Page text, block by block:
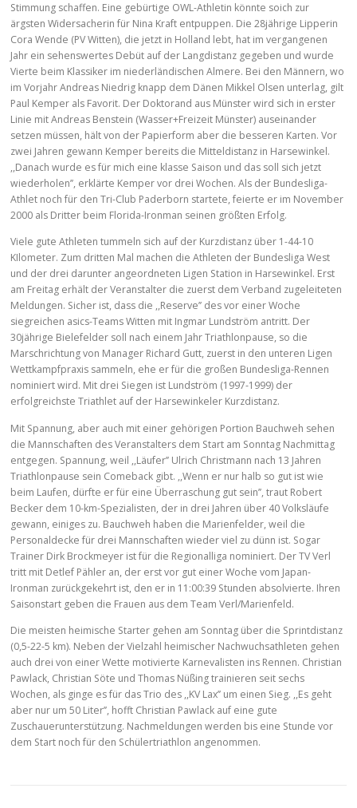
Stimmung schaffen. Eine gebürtige OWL-Athletin könnte soich zur
ärgsten Widersacherin für Nina Kraft entpuppen. Die 28jährige Lipperin
Cora Wende (PV Witten), die jetzt in Holland lebt, hat im vergangenen
Jahr ein sehenswertes Debüt auf der Langdistanz gegeben und wurde
Vierte beim Klassiker im niederländischen Almere. Bei den Männern, wo
im Vorjahr Andreas Niedrig knapp dem Dänen Mikkel Olsen unterlag, gilt
Paul Kemper als Favorit. Der Doktorand aus Münster wird sich in erster
Linie mit Andreas Benstein (Wasser+Freizeit Münster) auseinander
setzen müssen, hält von der Papierform aber die besseren Karten. Vor
zwei Jahren gewann Kemper bereits die Mitteldistanz in Harsewinkel.
,,Danach wurde es für mich eine klasse Saison und das soll sich jetzt
wiederholen’’, erklärte Kemper vor drei Wochen. Als der Bundesliga-
Athlet noch für den Tri-Club Paderborn startete, feierte er im November
2000 als Dritter beim Florida-Ironman seinen größten Erfolg.
Viele gute Athleten tummeln sich auf der Kurzdistanz über 1-44-10
KIlometer. Zum dritten Mal machen die Athleten der Bundesliga West
und der drei darunter angeordneten Ligen Station in Harsewinkel. Erst
am Freitag erhält der Veranstalter die zuerst dem Verband zugeleiteten
Meldungen. Sicher ist, dass die ,,Reserve’’ des vor einer Woche
siegreichen asics-Teams Witten mit Ingmar Lundström antritt. Der
30jährige Bielefelder soll nach einem Jahr Triathlonpause, so die
Marschrichtung von Manager Richard Gutt, zuerst in den unteren Ligen
Wettkampfpraxis sammeln, ehe er für die großen Bundesliga-Rennen
nominiert wird. Mit drei Siegen ist Lundström (1997-1999) der
erfolgreichste Triathlet auf der Harsewinkeler Kurzdistanz.
Mit Spannung, aber auch mit einer gehörigen Portion Bauchweh sehen
die Mannschaften des Veranstalters dem Start am Sonntag Nachmittag
entgegen. Spannung, weil ,,Läufer’’ Ulrich Christmann nach 13 Jahren
Triathlonpause sein Comeback gibt. ,,Wenn er nur halb so gut ist wie
beim Laufen, dürfte er für eine Überraschung gut sein’’, traut Robert
Becker dem 10-km-Spezialisten, der in drei Jahren über 40 Volksläufe
gewann, einiges zu. Bauchweh haben die Marienfelder, weil die
Personaldecke für drei Mannschaften wieder viel zu dünn ist. Sogar
Trainer Dirk Brockmeyer ist für die Regionalliga nominiert. Der TV Verl
tritt mit Detlef Pähler an, der erst vor gut einer Woche vom Japan-
Ironman zurückgekehrt ist, den er in 11:00:39 Stunden absolvierte. Ihren
Saisonstart geben die Frauen aus dem Team Verl/Marienfeld.
Die meisten heimische Starter gehen am Sonntag über die Sprintdistanz
(0,5-22-5 km). Neben der Vielzahl heimischer Nachwuchsathleten gehen
auch drei von einer Wette motivierte Karnevalisten ins Rennen. Christian
Pawlack, Christian Söte und Thomas Nüßing trainieren seit sechs
Wochen, als ginge es für das Trio des ,,KV Lax’’ um einen Sieg. ,,Es geht
aber nur um 50 Liter’’, hofft Christian Pawlack auf eine gute
Zuschauerunterstützung. Nachmeldungen werden bis eine Stunde vor
dem Start noch für den Schülertriathlon angenommen.